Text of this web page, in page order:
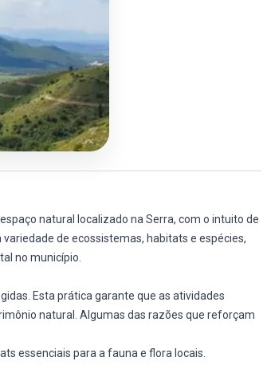
natural localizado na Serra, com o intuito de
de ecossistemas, habitats e espécies,
no município.
Esta prática garante que as atividades
natural. Algumas das razões que reforçam
essenciais para a fauna e flora locais.